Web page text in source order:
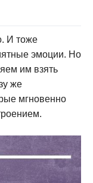
И тоже
эмоции. Но
им взять
же
мгновенно